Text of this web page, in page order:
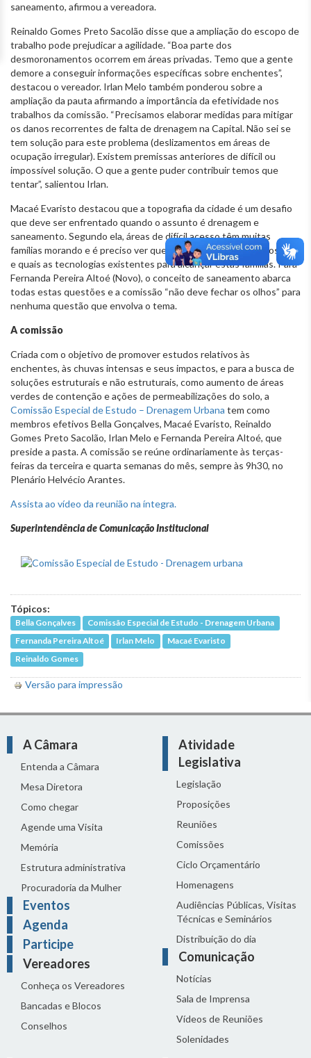
saneamento, afirmou a vereadora.
Reinaldo Gomes Preto Sacolão disse que a ampliação do escopo de
trabalho pode prejudicar a agilidade. “Boa parte dos
desmoronamentos ocorrem em áreas privadas. Temo que a gente
demore a conseguir informações específicas sobre enchentes”,
destacou o vereador. Irlan Melo também ponderou sobre a
ampliação da pauta afirmando a importância da efetividade nos
trabalhos da comissão. “Precisamos elaborar medidas para mitigar
os danos recorrentes de falta de drenagem na Capital. Não sei se
tem solução para este problema (deslizamentos em áreas de
ocupação irregular). Existem premissas anteriores de difícil ou
impossível solução. O que a gente puder contribuir temos que
tentar”, salientou Irlan.
Macaé Evaristo destacou que a topografia da cidade é um desafio
que deve ser enfrentado quando o assunto é drenagem e
saneamento. Segundo ela, áreas de difícil acesso têm muitas
famílias morando e é preciso ver que tipo de intervenção é possível
e quais as tecnologias existentes para alcançar estas famílias. Para
Fernanda Pereira Altoé (Novo), o conceito de saneamento abarca
todas estas questões e a comissão “não deve fechar os olhos” para
nenhuma questão que envolva o tema.
A comissão
Criada com o objetivo de promover estudos relativos às
enchentes, às chuvas intensas e seus impactos, e para a busca de
soluções estruturais e não estruturais, como aumento de áreas
verdes de contenção e ações de permeabilizações do solo, a
Comissão Especial de Estudo – Drenagem Urbana tem como
membros efetivos Bella Gonçalves, Macaé Evaristo, Reinaldo
Gomes Preto Sacolão, Irlan Melo e Fernanda Pereira Altoé, que
preside a pasta. A comissão se reúne ordinariamente às terças-
feiras da terceira e quarta semanas do mês, sempre às 9h30, no
Plenário Helvécio Arantes.
Assista ao vídeo da reunião na íntegra.
Superintendência de Comunicação Institucional
Tópicos:
Bella Gonçalves
Comissão Especial de Estudo - Drenagem Urbana
Fernanda Pereira Altoé
Irlan Melo
Macaé Evaristo
Reinaldo Gomes
Versão para impressão
A Câmara
Entenda a Câmara
Mesa Diretora
Como chegar
Agende uma Visita
Memória
Estrutura administrativa
Procuradoria da Mulher
Eventos
Agenda
Participe
Vereadores
Conheça os Vereadores
Bancadas e Blocos
Conselhos
Atividade
Legislativa
Legislação
Proposições
Reuniões
Comissões
Ciclo Orçamentário
Homenagens
Audiências Públicas, Visitas
Técnicas e Seminários
Distribuição do dia
Comunicação
Notícias
Sala de Imprensa
Vídeos de Reuniões
Solenidades